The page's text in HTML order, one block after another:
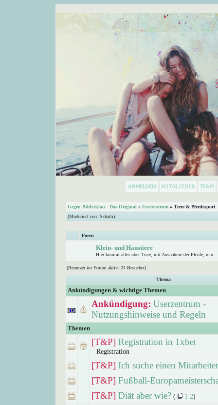
Gegen Bilderklau - Das Original » Userzentrum » Tiere & Pferdesport
(Moderiert von: Schatti)
Foren
Klein- und Haustiere
Hier kommt alles über Tiere, mit Ausnahme der Pferde, rein.
(Benutzer im Forum aktiv: 24 Besucher)
Thema
Ankündigungen & wichtige Themen
Ankündigung: Userzentrum -
Nutzungshinweise und Regeln
Themen
[T&P] Registration in 1xbet
Registration
[T&P] Ich suche einen Mitarbeiter
[T&P] Fußball-
[T&P] Diät aber wie? ( 1 2)